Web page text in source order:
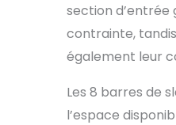
section d’entrée
contrainte,
également leur
Les 8 barres de
l’espace